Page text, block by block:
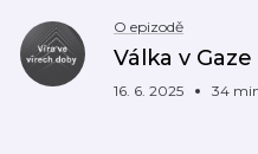
O epizodě
Válka v Gaze
16. 6. 2025 34